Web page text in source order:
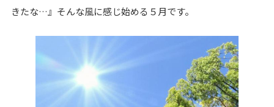
きたな…』そんな風に感じ始める５月です。